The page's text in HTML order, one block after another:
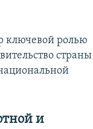
ключевой ролью
страны
и